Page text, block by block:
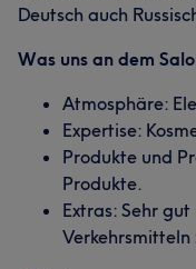
Deutsch auch
Was uns an dem
Atmosphäre:
Expertise:
Produkte und
Produkte.
Extras: Sehr
Verkehrsmitteln